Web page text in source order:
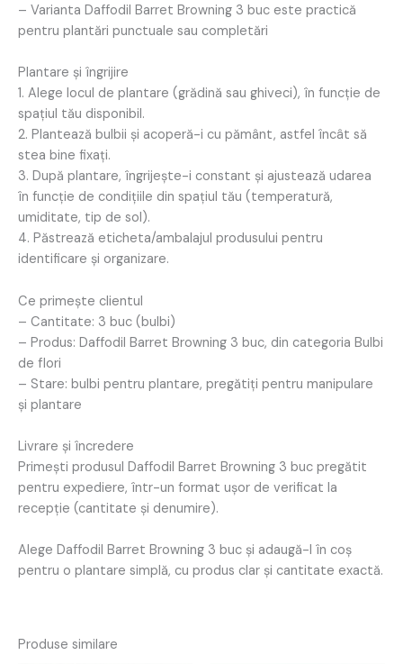
– Varianta Daffodil Barret Browning 3 buc este practică
pentru plantări punctuale sau completări
Plantare și îngrijire
1. Alege locul de plantare (grădină sau ghiveci), în funcție de
spațiul tău disponibil.
2. Plantează bulbii și acoperă-i cu pământ, astfel încât să
stea bine fixați.
3. După plantare, îngrijește-i constant și ajustează udarea
în funcție de condițiile din spațiul tău (temperatură,
umiditate, tip de sol).
4. Păstrează eticheta/ambalajul produsului pentru
identificare și organizare.
Ce primește clientul
– Cantitate: 3 buc (bulbi)
– Produs: Daffodil Barret Browning 3 buc, din categoria Bulbi
de flori
– Stare: bulbi pentru plantare, pregătiți pentru manipulare
și plantare
Livrare și încredere
Primești produsul Daffodil Barret Browning 3 buc pregătit
pentru expediere, într-un format ușor de verificat la
recepție (cantitate și denumire).
Alege Daffodil Barret Browning 3 buc și adaugă-l în coș
pentru o plantare simplă, cu produs clar și cantitate exactă.
Produse similare